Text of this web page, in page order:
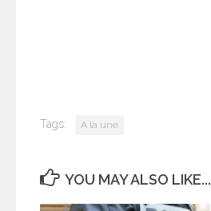
Tags: A la une
YOU MAY ALSO LIKE...